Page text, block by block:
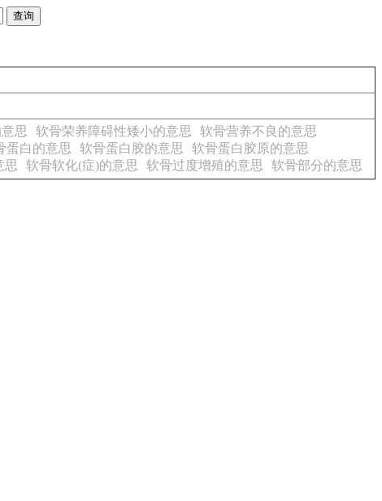
思 软骨荣养障碍性矮小的意思
软骨营养不良的意思
蛋白的意思 软骨蛋白胶的意思
软骨蛋白胶原的意思
思 软骨软化(症)的意思 软骨过度增殖的意思 软骨部分的意思